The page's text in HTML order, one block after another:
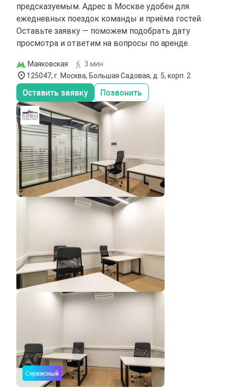
предсказуемым. Адрес в Москве удобен для
ежедневных поездок команды и приёма гостей.
Оставьте заявку — поможем подобрать дату
просмотра и ответим на вопросы по аренде.
Маяковская
3 мин
125047, г. Москва, Большая Садовая, д. 5, корп. 2
Оставить заявку Позвонить
Сервисный